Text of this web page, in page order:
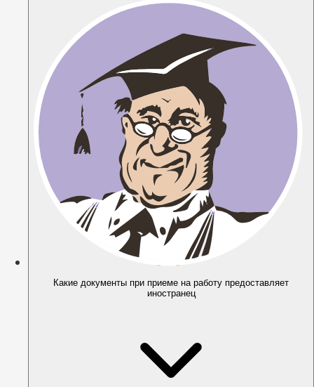
Какие документы при приеме на работу предоставляет
иностранец